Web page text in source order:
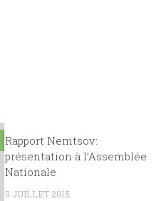
Rapport Nemtsov:
présentation à l’Assemblée
Nationale
3 JUILLET 2015